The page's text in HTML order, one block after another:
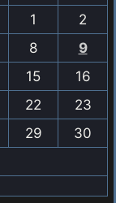
1
2
8
9
15
16
22
23
29
30